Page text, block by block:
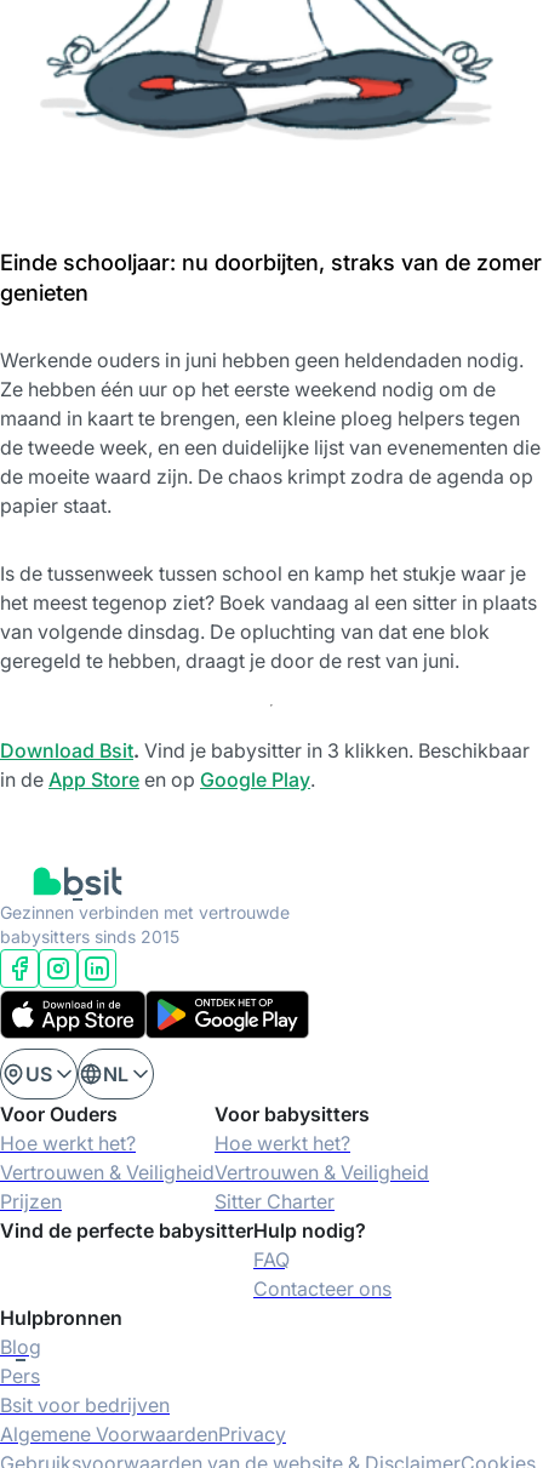
Einde schooljaar: nu doorbijten, straks van de zomer
genieten
Werkende ouders in juni hebben geen heldendaden nodig.
Ze hebben één uur op het eerste weekend nodig om de
maand in kaart te brengen, een kleine ploeg helpers tegen
de tweede week, en een duidelijke lijst van evenementen die
de moeite waard zijn. De chaos krimpt zodra de agenda op
papier staat.
Is de tussenweek tussen school en kamp het stukje waar je
het meest tegenop ziet? Boek vandaag al een sitter in plaats
van volgende dinsdag. De opluchting van dat ene blok
geregeld te hebben, draagt je door de rest van juni.
Download Bsit. Vind je babysitter in 3 klikken. Beschikbaar
in de App Store en op Google Play.
Gezinnen verbinden met vertrouwde
babysitters sinds 2015
US
NL
Voor Ouders
Hoe werkt het?
Vertrouwen & Veiligheid
Prijzen
Voor babysitters
Hoe werkt het?
Vertrouwen & Veiligheid
Sitter Charter
Vind de perfecte babysitterHulp nodig?
FAQ
Contacteer ons
Hulpbronnen
Blog
Pers
Bsit voor bedrijven
Algemene VoorwaardenPrivacy
Gebruiksvoorwaarden van de website & DisclaimerCookies